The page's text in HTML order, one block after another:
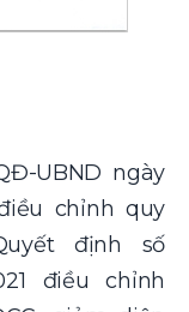
UBND ngày
chỉnh quy
định số
điều chỉnh